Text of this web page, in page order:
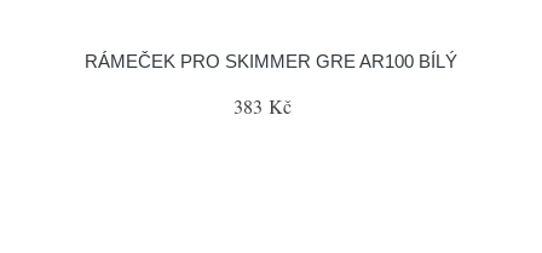
RÁMEČEK PRO SKIMMER GRE AR100 BÍLÝ
383 Kč